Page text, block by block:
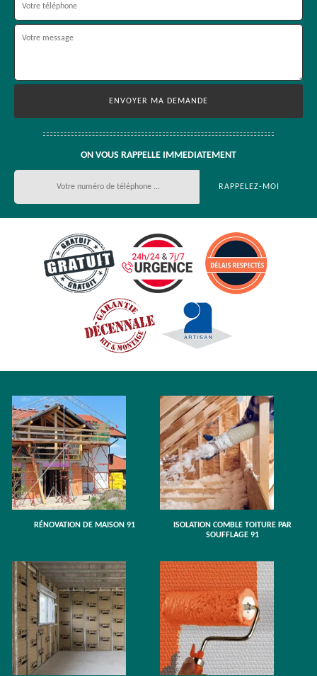
ON VOUS RAPPELLE IMMEDIATEMENT
RÉNOVATION DE MAISON 91
ISOLATION COMBLE TOITURE PAR
SOUFFLAGE 91